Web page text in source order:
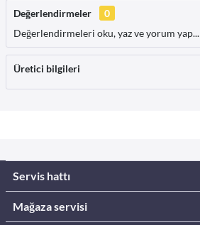
Değerlendirmeler
0
Değerlendirmeleri oku, yaz ve yorum yap...
Üretici bilgileri
Servis hattı
Mağaza servisi